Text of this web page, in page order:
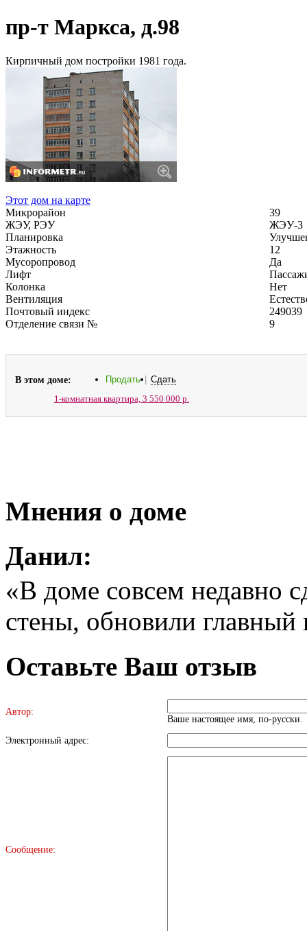
пр-т Маркса, д.98
Кирпичный дом постройки 1981 года.
Этот дом на карте
Микрорайон
39
ЖЭУ, РЭУ
ЖЭУ-3
Планировка
Этажность
12
Мусоропровод
Да
Лифт
Колонка
Нет
Вентиляция
Почтовый индекс
249039
Отделение связи №
9
В этом доме: Продать | Сдать
1-комнатная квартира, 3 550 000 р.
Мнения о доме
Данил:
«В доме совсем недавно
стены, обновили главный
Оставьте Ваш отзыв
Автор:
Ваше настоящее имя, по-русски.
Электронный адрес:
Сообщение: